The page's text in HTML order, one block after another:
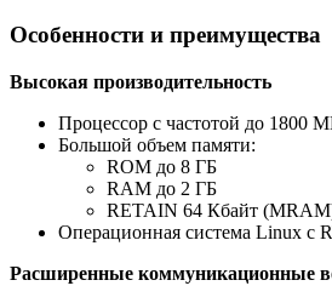
Особенности и преимущества
Высокая производительность
Процессор с частотой до 1800
Большой объем памяти:
ROM до 8 ГБ
RAM до 2 ГБ
RETAIN 64 Кбайт
Операционная система Linux с
Расширенные коммуникационные